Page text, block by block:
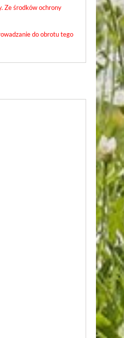
Ze środków ochrony
do obrotu tego